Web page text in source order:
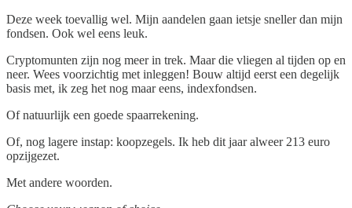
Deze week toevallig wel. Mijn aandelen gaan ietsje sneller dan mijn
fondsen. Ook wel eens leuk.
Cryptomunten zijn nog meer in trek. Maar die vliegen al tijden op en
neer. Wees voorzichtig met inleggen! Bouw altijd eerst een degelijk
basis met, ik zeg het nog maar eens, indexfondsen.
Of natuurlijk een goede spaarrekening.
Of, nog lagere instap: koopzegels. Ik heb dit jaar alweer 213 euro
opzijgezet.
Met andere woorden.